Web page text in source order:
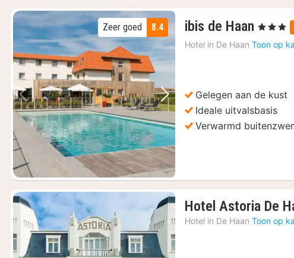
Vorige foto Volgende foto
8.4
Zeer goed ibis de Haan 1
nacht
vanaf
, 3 Sterren
Hotel in De Haan Toon op
Gelegen aan de kust
Ideale uitvalsbasis
Verwarmd
Hotel Astoria De
Hotel in De Haan Toon op